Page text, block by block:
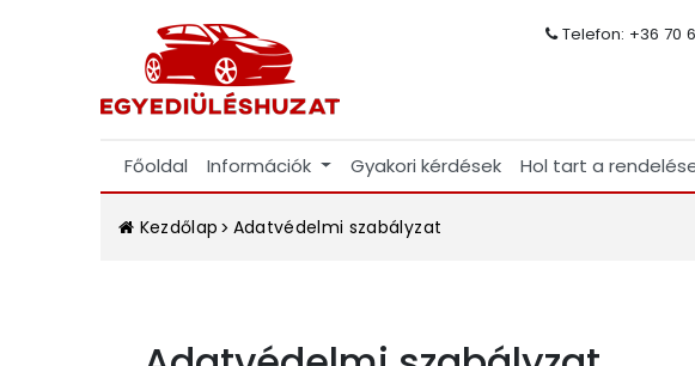
Telefon: +36 70
Főoldal Információk Gyakori kérdések Hol tart a
Kezdőlap Adatvédelmi szabályzat